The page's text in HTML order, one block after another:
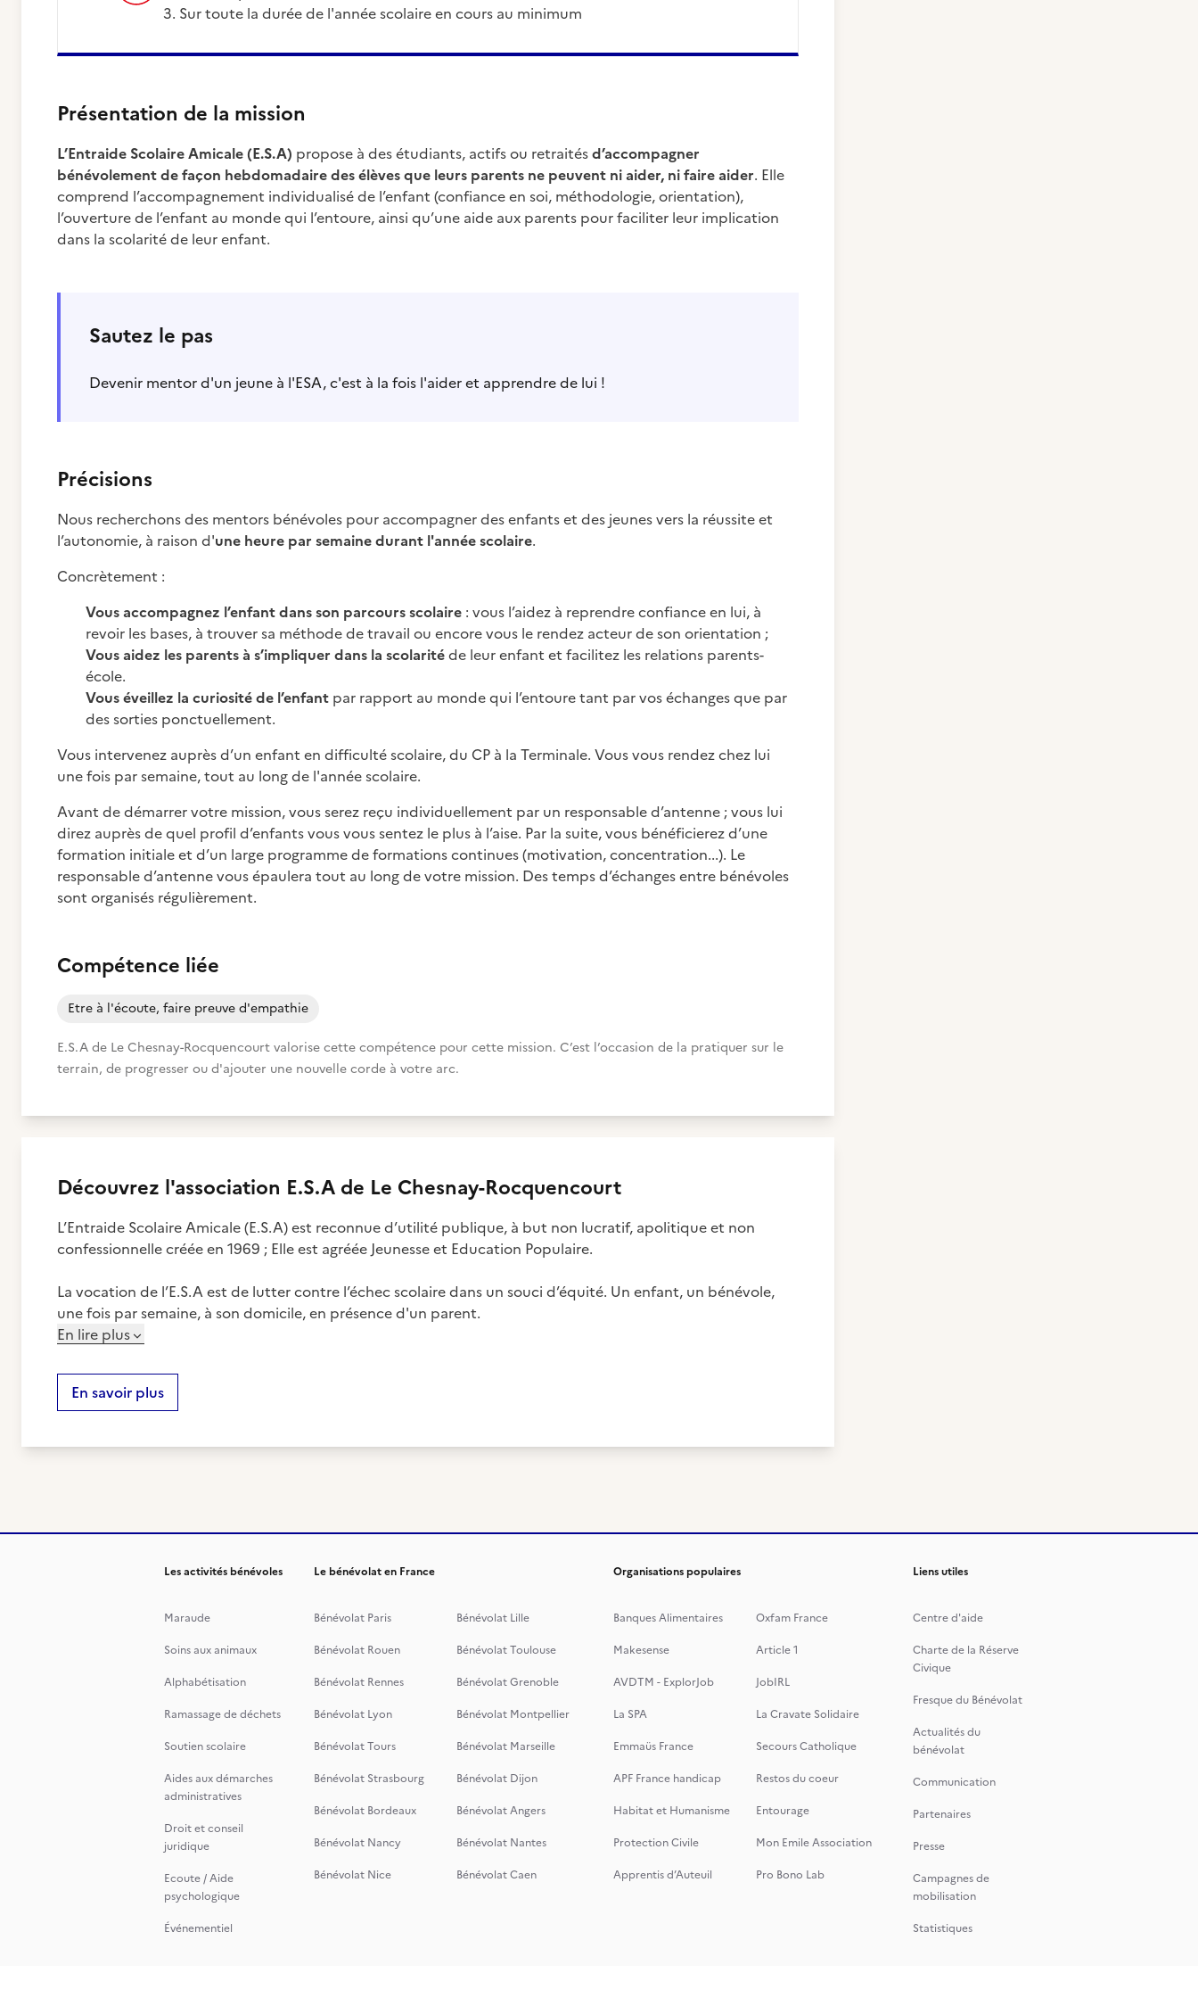
Sur toute la durée de l'année scolaire en cours au minimum
Présentation de la mission
L’Entraide Scolaire Amicale (E.S.A) propose à des étudiants, actifs ou retraitésd’accompagner
bénévolement de façon hebdomadaire des élèves que leurs parents ne peuvent ni aider, ni faire aider. Elle
comprend l’accompagnement individualisé de l’enfant (confiance en soi, méthodologie, orientation),
l’ouverture de l’enfant au monde qui l’entoure, ainsi qu’une aide aux parents pour faciliter leur implication
dans la scolarité de leur enfant.
Sautez le pas
Devenir mentor d'un jeune à l'ESA, c'est à la fois l'aider et apprendre de lui !
Précisions
Nous recherchons des mentors bénévoles pour accompagner des enfants et des jeunes vers la réussite et
l’autonomie, à raison d'une heure par semaine durant l'année scolaire.
Concrètement :
Vous accompagnez l’enfant dans son parcours scolaire : vous l’aidez à reprendre confiance en lui, à
revoir les bases, à trouver sa méthode de travail ou encore vous le rendez acteur de son orientation ;
Vous aidez les parents à s’impliquer dans la scolaritéde leur enfant et facilitez les relations parents-
école.
Vous éveillez la curiosité de l’enfant par rapport au monde qui l’entoure tant par vos échanges que par
des sorties ponctuellement.
Vous intervenez auprès d’un enfant en difficulté scolaire, du CP à la Terminale. Vous vous rendez chez lui
une fois par semaine, tout au long de l'année scolaire.
Avant de démarrer votre mission, vous serez reçu individuellement par un responsable d’antenne ; vous lui
direz auprès de quel profil d’enfants vous vous sentez le plus à l’aise. Par la suite, vous bénéficierez d’une
formation initiale et d’un large programme de formations continues (motivation, concentration...). Le
responsable d’antenne vous épaulera tout au long de votre mission. Des temps d’échanges entre bénévoles
sont organisés régulièrement.
Compétence liée
Etre à l'écoute, faire preuve d'empathie
E.S.A de Le Chesnay-Rocquencourt valorise cette compétence pour cette mission. C’est l’occasion de la pratiquer sur le
terrain, de progresser ou d'ajouter une nouvelle corde à votre arc.
Découvrez l'association E.S.A de Le Chesnay-Rocquencourt
L’Entraide Scolaire Amicale (E.S.A) est reconnue d’utilité publique, à but non lucratif, apolitique et non
confessionnelle créée en 1969 ; Elle est agréée Jeunesse et Education Populaire.
La vocation de l’E.S.A est de lutter contre l’échec scolaire dans un souci d’équité. Un enfant, un bénévole,
une fois par semaine, à son domicile, en présence d'un parent.
En lire plus
En savoir plus
Les activités bénévoles
Maraude
Soins aux animaux
Alphabétisation
Ramassage de déchets
Soutien scolaire
Aides aux démarches
administratives
Droit et conseil
juridique
Ecoute / Aide
psychologique
Événementiel
Le bénévolat en France
Bénévolat Paris
Bénévolat Lille
Bénévolat Rouen
Bénévolat Toulouse
Bénévolat Rennes
Bénévolat Grenoble
Bénévolat Lyon
Bénévolat Montpellier
Bénévolat Tours
Bénévolat Marseille
Bénévolat Strasbourg
Bénévolat Dijon
Bénévolat Bordeaux
Bénévolat Angers
Bénévolat Nancy
Bénévolat Nantes
Bénévolat Nice
Bénévolat Caen
Organisations populaires
Banques Alimentaires
Oxfam France
Makesense
Article 1
AVDTM - ExplorJob
JobIRL
La SPA
La Cravate Solidaire
Emmaüs France
Secours Catholique
APF France handicap
Restos du coeur
Habitat et Humanisme
Entourage
Protection Civile
Mon Emile Association
Apprentis d’Auteuil
Pro Bono Lab
Liens utiles
Centre d'aide
Charte de la Réserve
Civique
Fresque du Bénévolat
Actualités du
bénévolat
Communication
Partenaires
Presse
Campagnes de
mobilisation
Statistiques